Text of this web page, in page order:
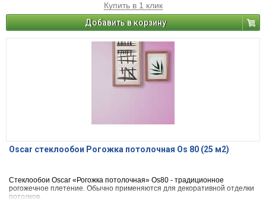
Купить в 1 клик
Добавить в корзину
Oscar стеклообои Рогожка потолочная Os 80 (25 м2)
Стеклообои Oscar «Рогожка потолочная» Os80 - традиционное
рогожечное плетение. Обычно применяются для декоративной отделки
потолков.